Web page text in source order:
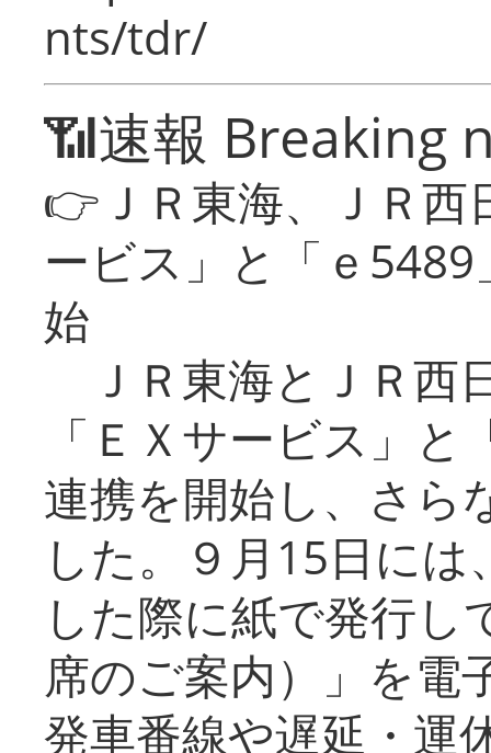
nts/tdr/
📶速報 Breaking
👉ＪＲ東海、ＪＲ
ービス」と「ｅ
始
ＪＲ東海とＪＲ西
「ＥＸサービス」
連携を開始し、さら
した。９月15日に
した際に紙で発行し
席のご案内）」を電
発車番線や遅延・運